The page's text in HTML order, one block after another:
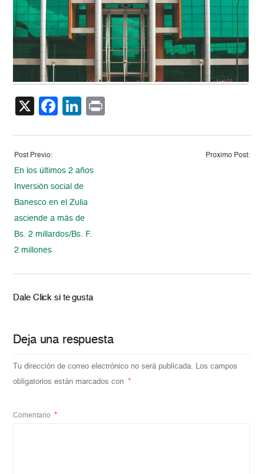
X Facebook
LinkedIn
Post Previo:
En los últimos 2 años
Inversión social de
Banesco en el Zulia
asciende a más de
Bs. 2 millardos/Bs. F.
2 millones
Proximo Post:
Dale Click si te gusta
Deja una respuesta
Tu dirección de correo electrónico no será publicada. Los campos
obligatorios están marcados con *
Comentario *